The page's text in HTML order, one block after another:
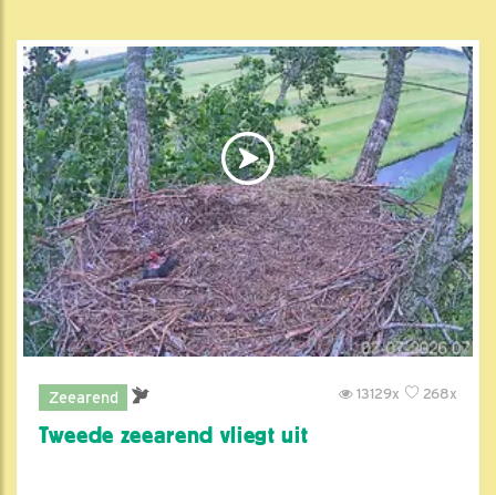
Zeearend 268x
13129x
Tweede zeearend vliegt uit